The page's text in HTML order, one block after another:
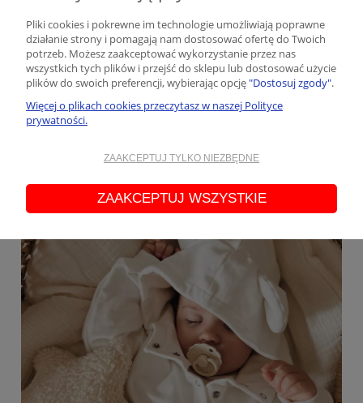
Komplety dla niemowlaka - jak dobrać stylowe
zestawy dla dzieci?
Dodano:20-09-2023w kategorii:Moda dziecięca,kreatywnie ,
dziecko,porady dla rodziców,ubrania dla noworodkaautor:Taturo
Wybierając komplety dla niemowlaka, warto postawić na komfort i
funkcjonalność, wybierając miękkie materiały i łatwe do zakładania
wykonane z naturalnych, oddychających tkanin, takich jak bawełna,
czytaj całość »
Pliki cookies i pokrewne im technologie umożliwiają poprawne
działanie strony i pomagają nam dostosować ofertę do Twoich
potrzeb. Możesz zaakceptować wykorzystanie przez nas
wszystkich tych plików i przejść do sklepu lub dostosować użycie
plików do swoich preferencji, wybierając opcję"Dostosuj zgody".
Więcej o plikach cookies przeczytasz w naszej Polityce
prywatności.
ZAAKCEPTUJ TYLKO NIEZBĘDNE
ZAAKCEPTUJ WSZYSTKIE